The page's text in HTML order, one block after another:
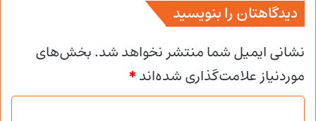
دیدگاهتان را بنویسید
نشانی ایمیل شما منتشر نخواهد شد.بخش‌های
موردنیاز علامت‌گذاری شده‌اند*
د